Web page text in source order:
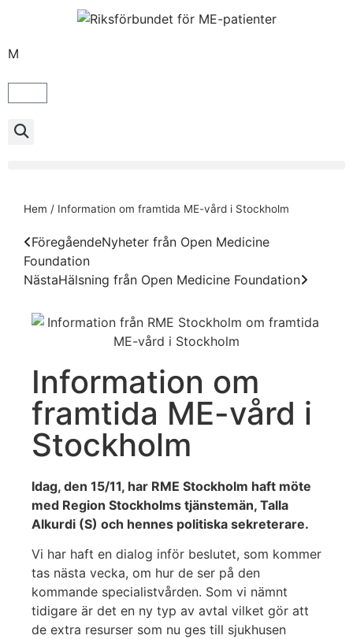
M
Hem / Information om framtida ME-vård i Stockholm
FöregåendeNyheter från Open Medicine
Foundation
NästaHälsning från Open Medicine Foundation
Information om
framtida ME-vård i
Stockholm
Idag, den 15/11, har RME Stockholm haft möte
med Region Stockholms tjänstemän, Talla
Alkurdi (S) och hennes politiska sekreterare.
Vi har haft en dialog inför beslutet, som kommer
tas nästa vecka, om hur de ser på den
kommande specialistvården. Som vi nämnt
tidigare är det en ny typ av avtal vilket gör att
de extra resurser som nu ges till sjukhusen